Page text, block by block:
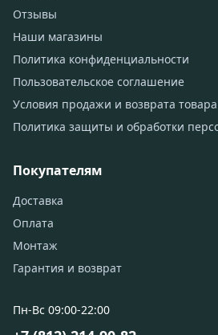
Отзывы
Наши магазины
Политика конфиденциальности
Пользовательское соглашение
Условия продажи и возврата товара
Политика защиты и обработки
Покупателям
Доставка
Оплата
Монтаж
Гарантия и возврат
Пн-Вс 09:00-22:00